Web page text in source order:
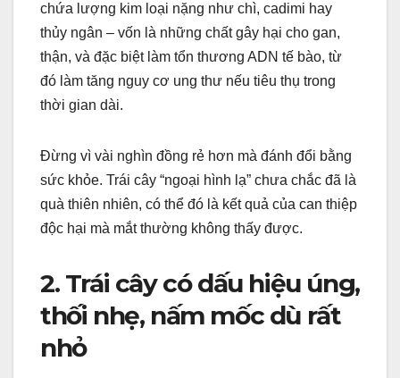
chứa lượng kim loại nặng như chì, cadimi hay
thủy ngân – vốn là những chất gây hại cho gan,
thận, và đặc biệt làm tổn thương ADN tế bào, từ
đó làm tăng nguy cơ ung thư nếu tiêu thụ trong
thời gian dài.
Đừng vì vài nghìn đồng rẻ hơn mà đánh đổi bằng
sức khỏe. Trái cây “ngoại hình lạ” chưa chắc đã là
quà thiên nhiên, có thể đó là kết quả của can thiệp
độc hại mà mắt thường không thấy được.
2. Trái cây có dấu hiệu úng,
thối nhẹ, nấm mốc dù rất
nhỏ